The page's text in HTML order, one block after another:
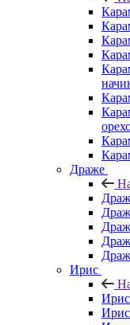
Драже
Ирис
Ирис
Ирис